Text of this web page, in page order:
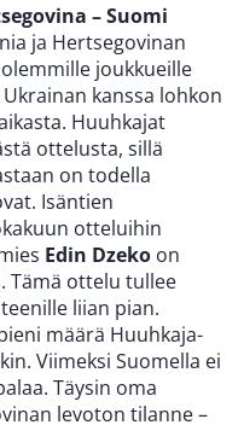
– Suomi
ja Hertsegovinan
joukkueille
kanssa lohkon
Huuhkajat
ottelusta, sillä
on todella
Isäntien
otteluihin
Edin Dzeko on
Tämä ottelu tullee
liian pian.
määrä Huuhkaja-
Viimeksi Suomella ei
Täysin oma
levoton tilanne –